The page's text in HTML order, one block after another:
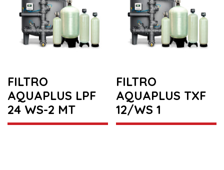
FILTRO
AQUAPLUS LPF
24 WS-2 MT
FILTRO
AQUAPLUS TXF
12/WS 1